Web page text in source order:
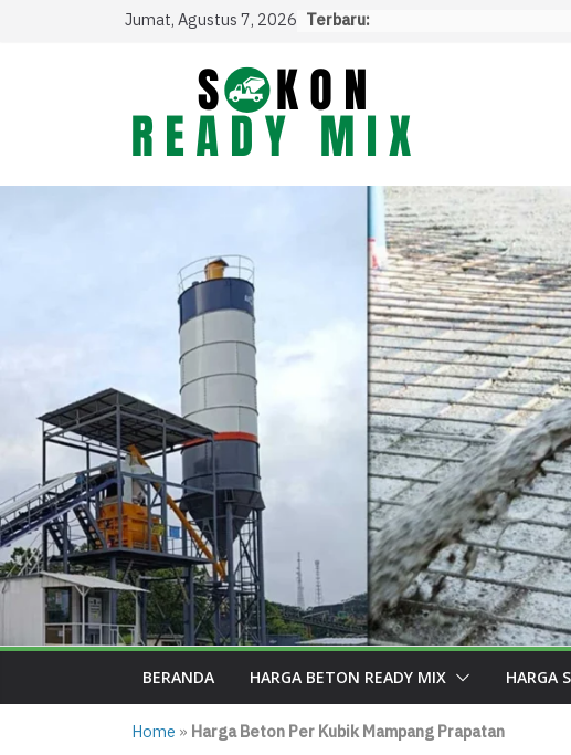
Jumat, Agustus 7, 2026 Terbaru:
BERANDA HARGA BETON READY MIX HARGA
Home » Harga Beton Per Kubik Mampang Prapatan